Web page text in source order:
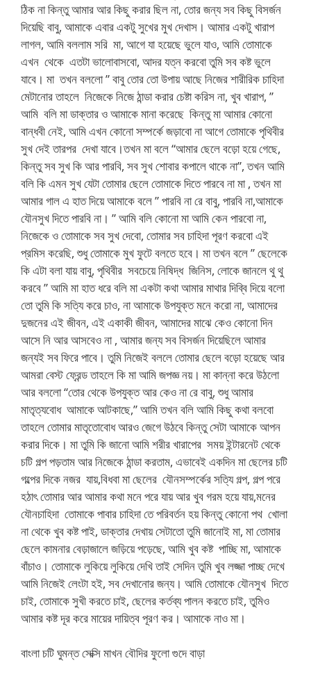
ঠিক না কিন্তু আমার আর কিছু করার ছিল না, তোর জন্য সব কিছু বিসর্জন
দিয়েছি বাবু, আমাকে এবার একটু সুখের মুখ দেখাস। আমার একটু খারাপ
লাগল, আমি বললাম সরি মা, আগে যা হয়েছে ভুলে যাও, আমি তোমাকে
এখন থেকে এতটা ভালোবাসবো, আদর যত্ন করবো তুমি সব কষ্ট ভুলে
যাবে। মা তখন বললো ” বাবু তোর তো উপায় আছে নিজের শারীরিক চাহিদা
মেটানোর তাহলে নিজেকে নিজে ঠান্ডা করার চেষ্টা করিস না, খুব খারাপ, ”
আমি বলি মা ডাক্তার ও আমাকে মানা করেছে কিন্তু মা আমার কোনো
বান্ধবী নেই, আমি এখন কোনো সম্পর্কে জড়াবো না আগে তোমাকে পৃথিবীর
সুখ দেই তারপর দেখা যাবে।তখন মা বলে “আমার ছেলে বড়ো হয়ে গেছে,
কিন্তু সব সুখ কি আর পারবি, সব সুখ শোবার কপালে থাকে না”, তখন আমি
বলি কি এমন সুখ যেটা তোমার ছেলে তোমাকে দিতে পারবে না মা , তখন মা
আমার গাল এ হাত দিয়ে আমাকে বলে ” পারবি না রে বাবু, পারবি না,আমাকে
যৌনসুখ দিতে পারবি না। ” আমি বলি কোনো মা আমি কেন পারবো না,
নিজেকে ও তোমাকে সব সুখ দেবো, তোমার সব চাহিদা পূরণ করবো এই
প্রমিস করেছি, শুধু তোমাকে মুখ ফুটে বলতে হবে। মা তখন বলে ” ছেলেকে
কি এটা বলা যায় বাবু, পৃথিবীর সবচেয়ে নিষিদ্ধ জিনিস, লোকে জানলে থু থু
করবে ” আমি মা হাত ধরে বলি মা একটা কথা আমার মাথার দিব্বি দিয়ে বলো
তো তুমি কি সত্যি করে চাও, না আমাকে উপযুক্ত মনে করো না, আমাদের
দুজনের এই জীবন, এই একাকী জীবন, আমাদের মাঝে কেও কোনো দিন
আসে নি আর আসবেও না , আমার জন্য সব বিসর্জন দিয়েছিলে আমার
জন্যই সব ফিরে পাবে। তুমি নিজেই বললে তোমার ছেলে বড়ো হয়েছে আর
আমরা বেস্ট ফ্রেন্ড তাহলে কি মা আমি জপজ্ঞ নয়। মা কান্না করে উঠলো
আর বললো “তোর থেকে উপযুক্ত আর কেও না রে বাবু, শুধু আমার
মাতৃত্যবোধ আমাকে আটকাছে,” আমি তখন বলি আমি কিছু কথা বলবো
তাহলে তোমার মাতৃতোবোধ আরও জেগে উঠবে কিন্তু সেটা আমাকে আপন
করার দিকে। মা তুমি কি জানো আমি শরীর খারাপের সময় ইন্টারনেট থেকে
চটি গল্প পড়তাম আর নিজেকে ঠান্ডা করতাম, এভাবেই একদিন মা ছেলের চটি
গল্পের দিকে নজর যায়,বিধবা মা ছেলের যৌনসম্পর্কের সত্যি গল্প, গল্প পরে
হঠাৎ তোমার আর আমার কথা মনে পরে যায় আর খুব গরম হয়ে যায়,মনের
যৌনচাহিদা তোমাকে পাবার চাহিদা তে পরিবর্তন হয় কিন্তু কোনো পথ খোলা
না থেকে খুব কষ্ট পাই, ডাক্তার দেখায় সেটাতো তুমি জানোই মা, মা তোমার
ছেলে কামনার বেড়াজালে জড়িয়ে পড়েছে, আমি খুব কষ্ট পাচ্ছি মা, আমাকে
বাঁচাও। তোমাকে লুকিয়ে লুকিয়ে দেখি তাই সেদিন তুমি খুব লজ্জা পাচ্ছ দেখে
আমি নিজেই লেংটা হই, সব দেখানোর জন্য। আমি তোমাকে যৌনসুখ দিতে
চাই, তোমাকে সুখী করতে চাই, ছেলের কর্তব্য পালন করতে চাই, তুমিও
আমার কষ্ট দূর করে মায়ের দায়িত্ব পূরণ কর। আমাকে নাও মা।
বাংলা চটি ঘুমন্ত সেক্সি মাখন বৌদির ফুলো গুদে বাড়া